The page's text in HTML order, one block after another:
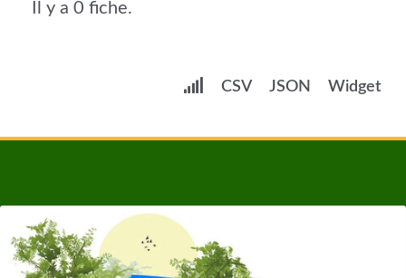
Il y a 0 fiche.
CSV JSON Widget